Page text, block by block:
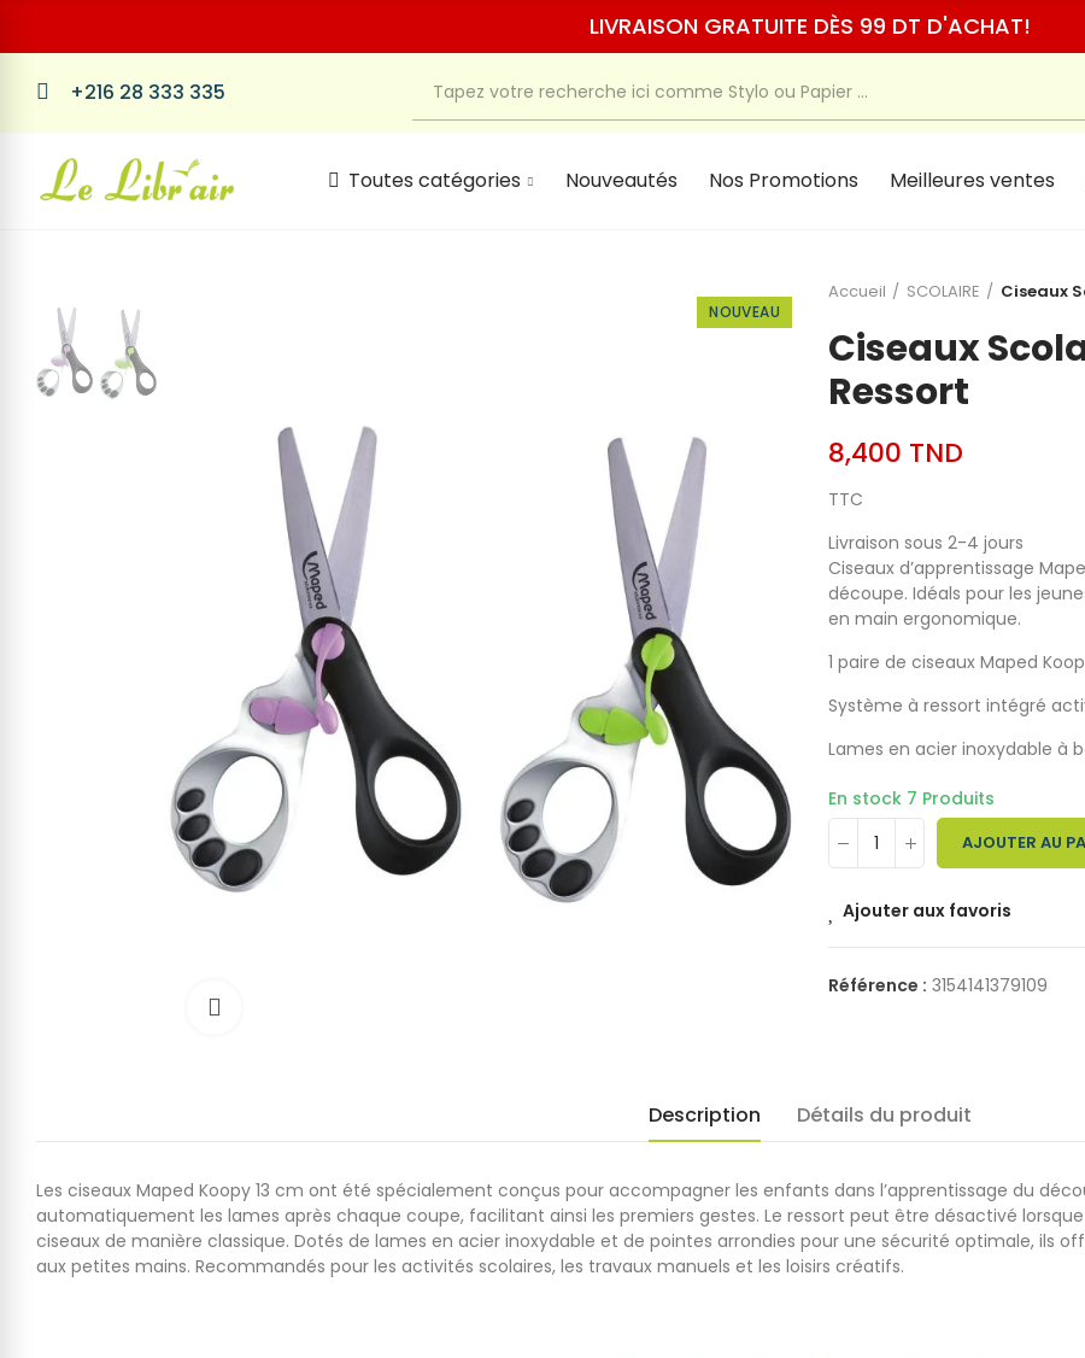
LIVRAISON GRATUITE DÈS 99 DT D'ACHAT!
+216 28 333 335
Toutes catégories Nouveautés Nos Promotions Meilleures ventes
NOUVEAU
Accueil SCOLAIRE Ciseaux
Ciseaux
Ressort
8,400 TND
TTC
Livraison sous 2-4 jours
Ciseaux d’apprentissage
découpe. Idéals pour les
en main ergonomique.
1 paire de ciseaux Maped
Système à ressort intégré
Lames en acier inoxydable à
En stock 7 Produits
AJOUTER AU
Ajouter aux favoris
Référence : 3154141379109
Description Détails du produit
Les ciseaux Maped Koopy 13 cm ont été spécialement conçus pour accompagner les enfants dans l’apprentissage du
automatiquement les lames après chaque coupe, facilitant ainsi les premiers gestes. Le ressort peut être désactivé
ciseaux de manière classique. Dotés de lames en acier inoxydable et de pointes arrondies pour une sécurité optimale, ils
aux petites mains. Recommandés pour les activités scolaires, les travaux manuels et les loisirs créatifs.